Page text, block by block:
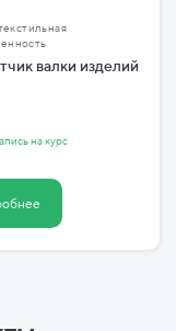
валки изделий
на курс